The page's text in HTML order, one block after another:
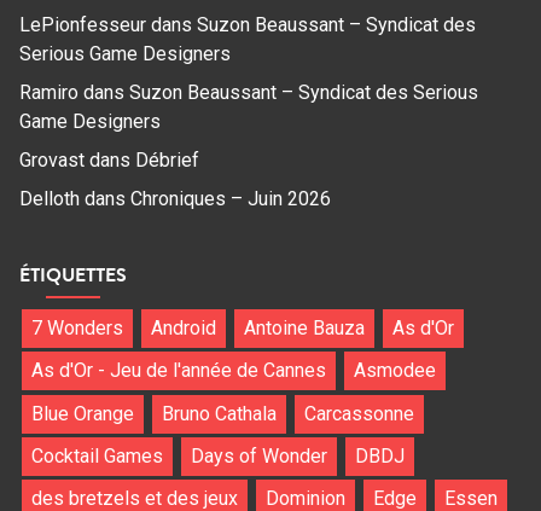
LePionfesseur dans Suzon Beaussant – Syndicat des
Serious Game Designers
Ramiro dans Suzon Beaussant – Syndicat des Serious
Game Designers
Grovast dans Débrief
Delloth dans Chroniques – Juin 2026
ÉTIQUETTES
7 Wonders Android Antoine Bauza
As d'Or
As d'Or - Jeu de l'année de Cannes
Asmodee
Blue Orange
Bruno Cathala
Carcassonne
Cocktail Games
Days of Wonder
DBDJ
des bretzels et des jeux
Dominion Edge
Essen